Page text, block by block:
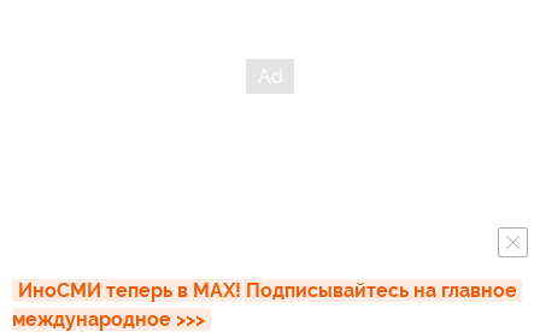
ИноСМИ теперь в MAX! Подписывайтесь на главное
международное >>>